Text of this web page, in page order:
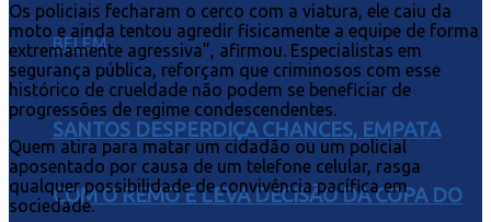
SANTOS DESPERDIÇA CHANCES, EMPATA
COM O REMO E LEVA DECISÃO DA COPA DO
Os policiais fecharam o cerco com a viatura, ele caiu da
moto e ainda tentou agredir fisicamente a equipe de forma
extremamente agressiva”, afirmou. Especialistas em
segurança pública, reforçam que criminosos com esse
histórico de crueldade não podem se beneficiar de
progressões de regime condescendentes.
Quem atira para matar um cidadão ou um policial
aposentado por causa de um telefone celular, rasga
qualquer possibilidade de convivência pacífica em
sociedade.